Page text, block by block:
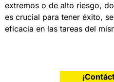
extremos o de alto riesgo,
es crucial para tener éxito,
eficacia en las tareas del